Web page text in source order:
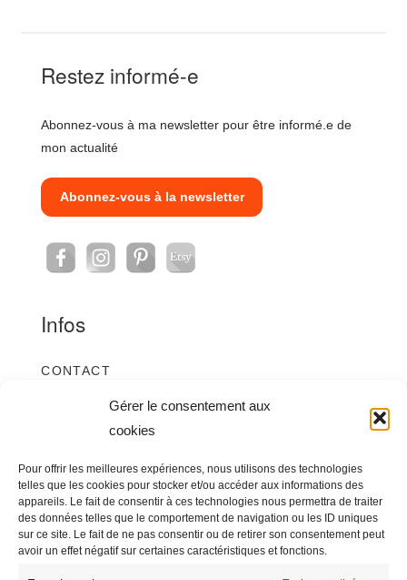
Gérer le consentement aux
cookies
Pour offrir les meilleures expériences, nous utilisons des technologies
telles que les cookies pour stocker et/ou accéder aux informations des
appareils. Le fait de consentir à ces technologies nous permettra de traiter
des données telles que le comportement de navigation ou les ID uniques
sur ce site. Le fait de ne pas consentir ou de retirer son consentement peut
avoir un effet négatif sur certaines caractéristiques et fonctions.
Restez informé-e
Abonnez-vous à ma newsletter pour être informé.e de
mon actualité
Abonnez-vous à la newsletter
Infos
CONTACT
CRÉDITS ET MENTIONS LÉGALES
POLITIQUE DE CONFIDENTIALITÉ
POLITIQUE DE COOKIES (UE)
E-shop
BOUTIQUE